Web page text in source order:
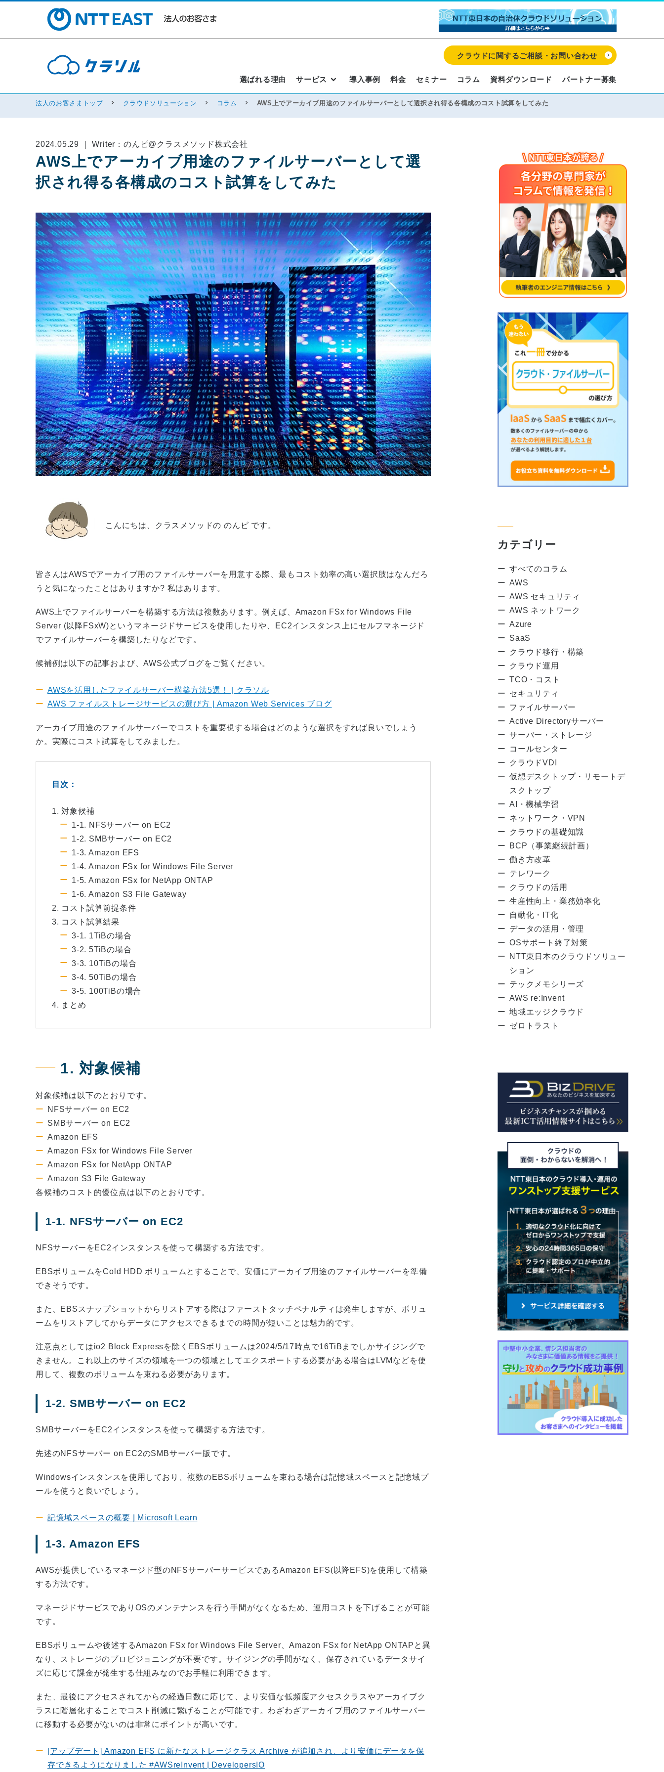
選ばれる理由 サービス 導入事例 料金 セミナー コラム 資料ダウンロード パートナー募集
クラウドに関するご相談・お問い合わせ
法人のお客さまトップ クラウドソリューション コラム AWS上でアーカイブ用途のファイルサーバーとして選択され得る各構成のコスト試算をしてみた
2024.05.29 ｜ Writer：のんピ@クラスメソッド株式会社
AWS上でアーカイブ用途のファイルサーバーとして選
択され得る各構成のコスト試算をしてみた
こんにちは、クラスメソッドの のんピ です。
皆さんはAWSでアーカイブ用のファイルサーバーを用意する際、最もコスト効率の高い選択肢はなんだろ
うと気になったことはありますか? 私はあります。
AWS上でファイルサーバーを構築する方法は複数あります。例えば、Amazon FSx for Windows File
Server (以降FSxW)というマネージドサービスを使用したりや、EC2インスタンス上にセルフマネージド
でファイルサーバーを構築したりなどです。
候補例は以下の記事および、AWS公式ブログをご覧ください。
AWSを活用したファイルサーバー構築方法5選！ | クラソル
AWS ファイルストレージサービスの選び方 | Amazon Web Services ブログ
アーカイブ用途のファイルサーバーでコストを重要視する場合はどのような選択をすれば良いでしょう
か。実際にコスト試算をしてみました。
目次：
1. 対象候補
1-1. NFSサーバー on EC2
1-2. SMBサーバー on EC2
1-3. Amazon EFS
1-4. Amazon FSx for Windows File Server
1-5. Amazon FSx for NetApp ONTAP
1-6. Amazon S3 File Gateway
2. コスト試算前提条件
3. コスト試算結果
3-1. 1TiBの場合
3-2. 5TiBの場合
3-3. 10TiBの場合
3-4. 50TiBの場合
3-5. 100TiBの場合
4. まとめ
1. 対象候補
対象候補は以下のとおりです。
NFSサーバー on EC2
SMBサーバー on EC2
Amazon EFS
Amazon FSx for Windows File Server
Amazon FSx for NetApp ONTAP
Amazon S3 File Gateway
各候補のコスト的優位点は以下のとおりです。
1-1. NFSサーバー on EC2
NFSサーバーをEC2インスタンスを使って構築する方法です。
EBSボリュームをCold HDD ボリュームとすることで、安価にアーカイブ用途のファイルサーバーを準備
できそうです。
また、EBSスナップショットからリストアする際はファーストタッチペナルティは発生しますが、ボリュ
ームをリストアしてからデータにアクセスできるまでの時間が短いことは魅力的です。
注意点としてはio2 Block Expressを除くEBSボリュームは2024/5/17時点で16TiBまでしかサイジングで
きません。これ以上のサイズの領域を一つの領域としてエクスポートする必要がある場合はLVMなどを使
用して、複数のボリュームを束ねる必要があります。
1-2. SMBサーバー on EC2
SMBサーバーをEC2インスタンスを使って構築する方法です。
先述のNFSサーバー on EC2のSMBサーバー版です。
Windowsインスタンスを使用しており、複数のEBSボリュームを束ねる場合は記憶域スペースと記憶域プ
ールを使うと良いでしょう。
記憶域スペースの概要 | Microsoft Learn
1-3. Amazon EFS
AWSが提供しているマネージド型のNFSサーバーサービスであるAmazon EFS(以降EFS)を使用して構築
する方法です。
マネージドサービスでありOSのメンテナンスを行う手間がなくなるため、運用コストを下げることが可能
です。
EBSボリュームや後述するAmazon FSx for Windows File Server、Amazon FSx for NetApp ONTAPと異
なり、ストレージのプロビジョニングが不要です。サイジングの手間がなく、保存されているデータサイ
ズに応じて課金が発生する仕組みなのでお手軽に利用できます。
また、最後にアクセスされてからの経過日数に応じて、より安価な低頻度アクセスクラスやアーカイブク
ラスに階層化することでコスト削減に繋げることが可能です。わざわざアーカイブ用のファイルサーバー
に移動する必要がないのは非常にポイントが高いです。
[アップデート] Amazon EFS に新たなストレージクラス Archive が追加され、より安価にデータを保
存できるようになりました #AWSreInvent | DevelopersIO
カテゴリー
すべてのコラム
AWS
AWS セキュリティ
AWS ネットワーク
Azure
SaaS
クラウド移行・構築
クラウド運用
TCO・コスト
セキュリティ
ファイルサーバー
Active Directoryサーバー
サーバー・ストレージ
コールセンター
クラウドVDI
仮想デスクトップ・リモートデ
スクトップ
AI・機械学習
ネットワーク・VPN
クラウドの基礎知識
BCP（事業継続計画）
働き方改革
テレワーク
クラウドの活用
生産性向上・業務効率化
自動化・IT化
データの活用・管理
OSサポート終了対策
NTT東日本のクラウドソリュー
ション
テックメモシリーズ
AWS re:Invent
地域エッジクラウド
ゼロトラスト